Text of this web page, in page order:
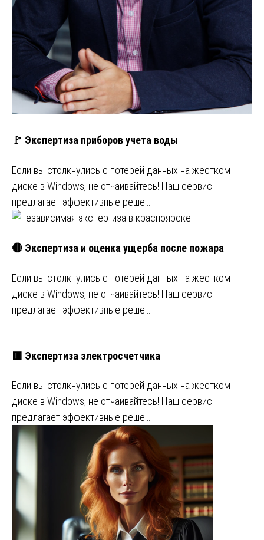
🚩 Экспертиза приборов учета воды
Если вы столкнулись с потерей данных на жестком
диске в Windows, не отчаивайтесь! Наш сервис
предлагает эффективные реше…
🔴 Экспертиза и оценка ущерба после пожара
Если вы столкнулись с потерей данных на жестком
диске в Windows, не отчаивайтесь! Наш сервис
предлагает эффективные реше…
🟥 Экспертиза электросчетчика
Если вы столкнулись с потерей данных на жестком
диске в Windows, не отчаивайтесь! Наш сервис
предлагает эффективные реше…